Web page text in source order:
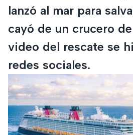
lanzó al mar para
cayó de un crucero
video del rescate se
redes sociales.